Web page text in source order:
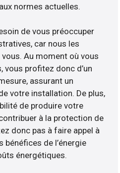
normes actuelles.
de vous préoccuper
car nous les
Au moment où vous
vous profitez donc d’un
assurant un
votre installation. De plus,
de produire votre
à la protection de
donc pas à faire appel à
bénéfices de l’énergie
énergétiques.